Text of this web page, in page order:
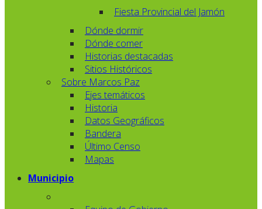
Fiesta Provincial del Jamón
Dónde dormir
Dónde comer
Historias destacadas
Sitios Históricos
Sobre Marcos Paz
Ejes temáticos
Historia
Datos Geográficos
Bandera
Último Censo
Mapas
Municipio